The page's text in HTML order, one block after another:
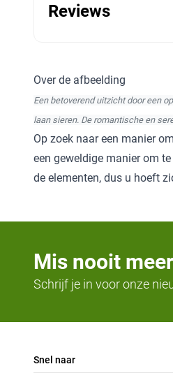
Reviews
Over de afbeelding
Een betoverend uitzicht door een
laan sieren. De romantische en
Op zoek naar een manier
een geweldige manier om
de elementen, dus u hoeft
Mis nooit
Schrijf je in voor onze
Snel naar